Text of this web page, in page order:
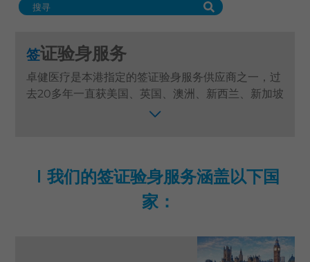
联络我们
登记 / 登入
立即预约
签证验身服务
卓健医疗是本港指定的签证验身服务供应商之一，过
去20多年一直获美国、英国、澳洲、新西兰、新加坡
等多个国家领事馆授权提供认可的签证验身服务。我
们提供不同的签证验身检查项目，包括肺部X光检
查、尿液及血液检查等。
我们的签证验身服务涵盖以下国
家：